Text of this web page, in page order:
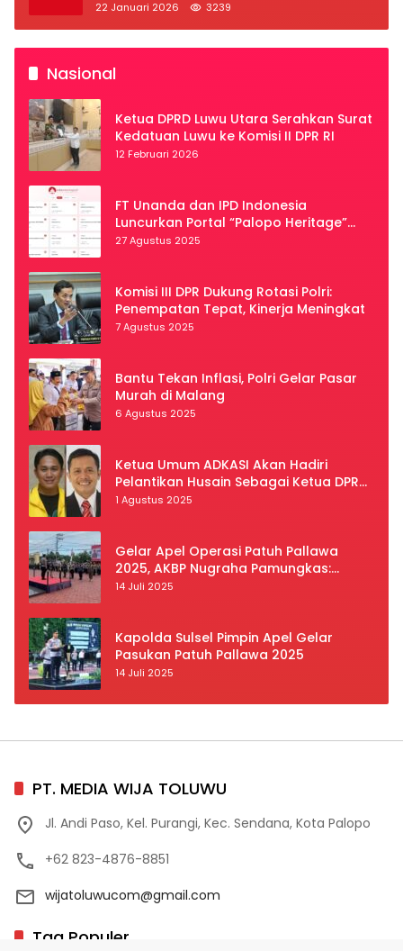
Liburkan Mahasiswa
22 Januari 2026 3239
Nasional
Ketua DPRD Luwu Utara Serahkan Surat
Kedatuan Luwu ke Komisi II DPR RI
12 Februari 2026
FT Unanda dan IPD Indonesia
Luncurkan Portal “Palopo Heritage”
Secara Virtual
27 Agustus 2025
Komisi III DPR Dukung Rotasi Polri:
Penempatan Tepat, Kinerja Meningkat
7 Agustus 2025
Bantu Tekan Inflasi, Polri Gelar Pasar
Murah di Malang
6 Agustus 2025
Ketua Umum ADKASI Akan Hadiri
Pelantikan Husain Sebagai Ketua DPRD
Luwu Utara
1 Agustus 2025
Gelar Apel Operasi Patuh Pallawa
2025, AKBP Nugraha Pamungkas:
Kedisiplinan dan Keselamatan Jadi
14 Juli 2025
Kapolda Sulsel Pimpin Apel Gelar
Pasukan Patuh Pallawa 2025
14 Juli 2025
PT. MEDIA WIJA TOLUWU
Jl. Andi Paso, Kel. Purangi, Kec. Sendana, Kota Palopo
+62 823-4876-8851
wijatoluwucom@gmail.com
Tag Populer